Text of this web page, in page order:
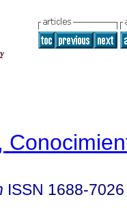
ISSN 1688-7026